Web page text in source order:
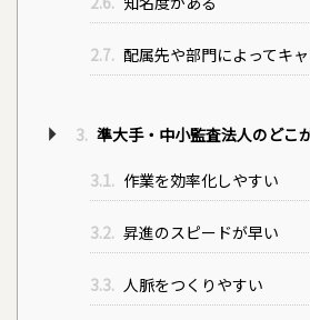
2.7. 配属先や部門によってキ
3. 準大手・中小監査法人のどこ
3.1. 作業を効率化しやすい
3.2. 昇進のスピードが早い
3.3. 人脈をつくりやすい